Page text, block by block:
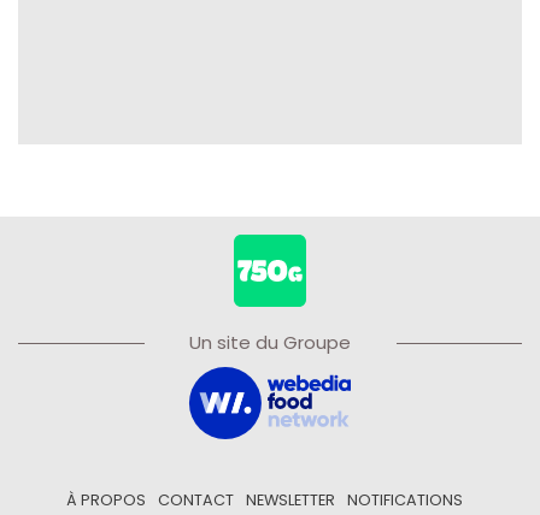
Un site du Groupe
À PROPOS CONTACT NEWSLETTER NOTIFICATIONS